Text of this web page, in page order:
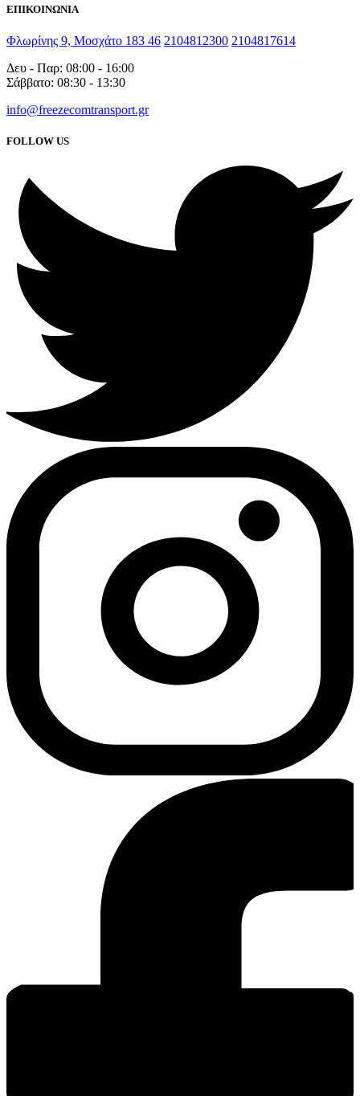
ΕΠΙΚΟΙΝΩΝΙΑ
Φλωρίνης 9, Μοσχάτο 183 46 2104812300 2104817614
Δευ - Παρ: 08:00 - 16:00
Σάββατο: 08:30 - 13:30
info@freezecomtransport.gr
FOLLOW US